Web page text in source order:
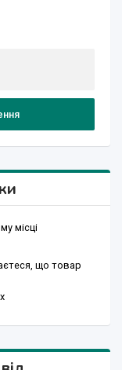
місці
що товар